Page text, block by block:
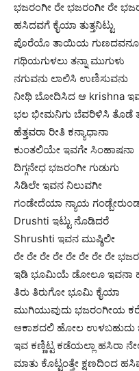
ಭಜರಂಗೀ ರೇ ಭಜರಂಗೀ ರೇ
ಹಸಿದವಗೆ ಕೈಯಾ ತುತ್ತನಿಟ್ಟು
ಪೊರೆಯೊ ತಾಯಿಯ
ಗಥಿಯಗುಳಲು ತನ್ನಾ ಮುಗುಳು
ನಗುವನು ಲಾಲಿಸಿ ಉಣಿಸುವನು
ನೀಥಿ ಬೋದಿಸಿದ ಆ krishna
ಭಲ ಭೀಮನಿಗು ಬೆವರಿಳಿಸಿ ತೊಡೆ
ಹೆತ್ತವರಾ ರೀತಿ ಕನ್ಯಾಧಾನಾ
ಕುಂತಲಿಯೇ ಇವಗೇ ಸಿಂಹಾಷನಾ
ದಿಗ್ಗನೇಧ ಭಜರಂಗೀ ಗುಡುಗು
ಸಿಡಿಲೇ ಇವನ ನಿಲುವಗೀ
ಗಂಡೇದೆಯಾ ನ್ಯಾಯ
Drushti ಇಟ್ಟು ನೊಡಿದರೆ
Shrushti ಇವನ ಮುಷ್ಠಿಲೀ
ರೇ ರೇ ರೇ ರೇ ರೇ ರೇ ರೇ ರೇ
ಇಡಿ ಭೂಮಿಯೆ ಡೋಲೂ ಇವನಾ
ತಿರು ತಿರುಗೋ ಭೂಮಿ ಕೈಯಾ
ಮುಗಿಯುವುದು ಭಜರಂಗೀಯ
ಆಕಾಶದಲಿ ಹೋಲ ಉಳಬಹುದು
ಇವ ಕಣ್ಣಿಟ್ಟ ಕಡೆಯಲ್ಲಾ ಹಸಿರಾ
ಮಾತು ಕೊಟ್ಟಂತ್ತೇ ಕ್ಷಣದಿಂದ